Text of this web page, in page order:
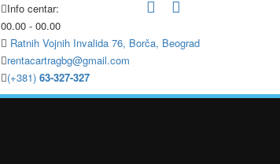
Info centar:
00.00 - 00.00
Ratnih Vojnih Invalida 76, Borča, Beograd
rentacartragbg@gmail.com
(+381) 63-327-327